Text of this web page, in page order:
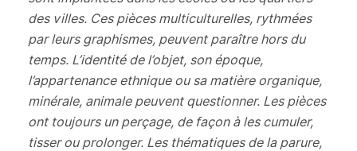
des villes. Ces pièces multiculturelles, rythmées
par leurs graphismes, peuvent paraître hors du
temps. L’identité de l’objet, son époque,
l’appartenance ethnique ou sa matière organique,
minérale, animale peuvent questionner. Les pièces
ont toujours un perçage, de façon à les cumuler,
tisser ou prolonger. Les thématiques de la parure,